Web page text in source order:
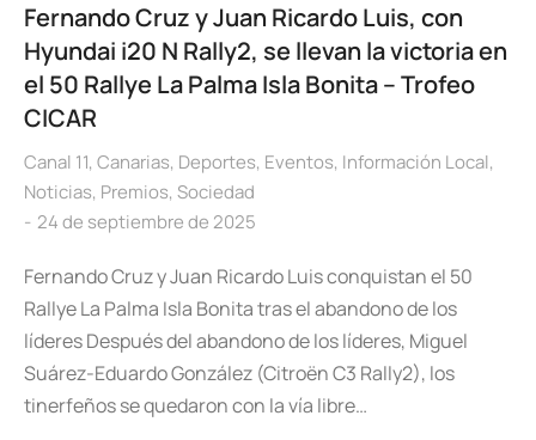
Fernando Cruz y Juan Ricardo Luis, con
Hyundai i20 N Rally2, se llevan la victoria en
el 50 Rallye La Palma Isla Bonita – Trofeo
CICAR
Canal 11, Canarias, Deportes, Eventos, Información Local,
Noticias, Premios, Sociedad
24 de septiembre de 2025
Fernando Cruz y Juan Ricardo Luis conquistan el 50
Rallye La Palma Isla Bonita tras el abandono de los
líderes Después del abandono de los líderes, Miguel
Suárez-Eduardo González (Citroën C3 Rally2), los
tinerfeños se quedaron con la vía libre…